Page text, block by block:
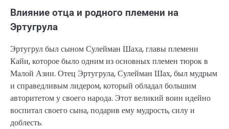
Влияние отца и родного племени на
Эртугрула
Эртугрул был сыном Сулейман Шаха, главы племени
Кайи, которое было одним из основных племен тюрок в
Малой Азии. Отец Эртугрула, Сулейман Шах, был мудрым
и справедливым лидером, который обладал большим
авторитетом у своего народа. Этот великий воин идейно
воспитал своего сына, подарив ему мудрость, силу и
доблесть.